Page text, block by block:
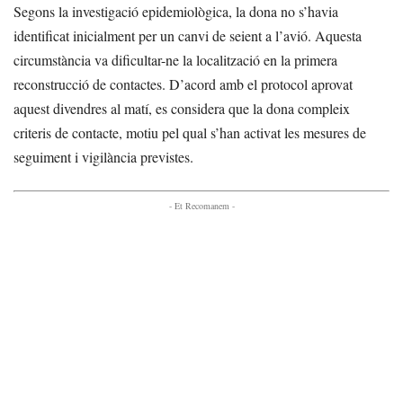
Segons la investigació epidemiològica, la dona no s’havia
identificat inicialment per un canvi de seient a l’avió. Aquesta
circumstància va dificultar-ne la localització en la primera
reconstrucció de contactes. D’acord amb el protocol aprovat
aquest divendres al matí, es considera que la dona compleix
criteris de contacte, motiu pel qual s’han activat les mesures de
seguiment i vigilància previstes.
- Et Recomanem -